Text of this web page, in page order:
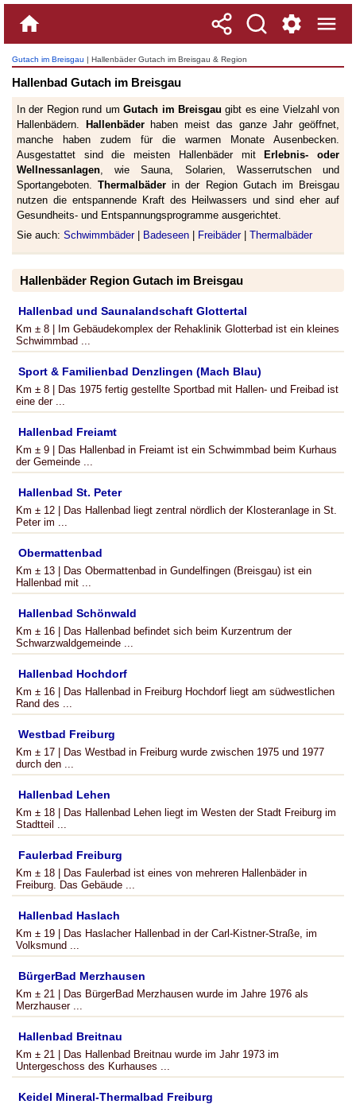
Gutach im Breisgau | Hallenbäder Gutach im Breisgau & Region
Hallenbad Gutach im Breisgau
In der Region rund umGutach im Breisgau gibt es eine Vielzahl von
Hallenbädern.
Hallenbäderhaben meist das ganze Jahr geöffnet,
manche haben zudem für die warmen Monate Ausenbecken.
Ausgestattet sind die meisten Hallenbäder mit
Erlebnis- oder
Wellnessanlagen, wie Sauna, Solarien, Wasserrutschen und
Sportangeboten.Thermalbäder in der Region Gutach im Breisgau
nutzen die entspannende Kraft des Heilwassers und sind eher auf
Gesundheits- und Entspannungsprogramme ausgerichtet.
Sie auch: Schwimmbäder| Badeseen Freibäder| Thermalbäder
Hallenbäder Region Gutach im Breisgau
Hallenbad und Saunalandschaft Glottertal
Km ± 8 | Im Gebäudekomplex der Rehaklinik Glotterbad ist ein kleines
Schwimmbad ...
Sport & Familienbad Denzlingen (Mach Blau)
Km ± 8 | Das 1975 fertig gestellte Sportbad mit Hallen- und Freibad ist
eine der ...
Hallenbad Freiamt
Km ± 9 | Das Hallenbad in Freiamt ist ein Schwimmbad beim Kurhaus
der Gemeinde ...
Hallenbad St. Peter
Km ± 12 | Das Hallenbad liegt zentral nördlich der Klosteranlage in St.
Peter im ...
Obermattenbad
Km ± 13 | Das Obermattenbad in Gundelfingen (Breisgau) ist ein
Hallenbad mit ...
Hallenbad Schönwald
Km ± 16 | Das Hallenbad befindet sich beim Kurzentrum der
Schwarzwaldgemeinde ...
Hallenbad Hochdorf
Km ± 16 | Das Hallenbad in Freiburg Hochdorf liegt am südwestlichen
Rand des ...
Westbad Freiburg
Km ± 17 | Das Westbad in Freiburg wurde zwischen 1975 und 1977
durch den ...
Hallenbad Lehen
Km ± 18 | Das Hallenbad Lehen liegt im Westen der Stadt Freiburg im
Stadtteil ...
Faulerbad Freiburg
Km ± 18 | Das Faulerbad ist eines von mehreren Hallenbäder in
Freiburg. Das Gebäude ...
Hallenbad Haslach
Km ± 19 | Das Haslacher Hallenbad in der Carl-Kistner-Straße, im
Volksmund ...
BürgerBad Merzhausen
Km ± 21 | Das BürgerBad Merzhausen wurde im Jahre 1976 als
Merzhauser ...
Hallenbad Breitnau
Km ± 21 | Das Hallenbad Breitnau wurde im Jahr 1973 im
Untergeschoss des Kurhauses ...
Keidel Mineral-Thermalbad Freiburg